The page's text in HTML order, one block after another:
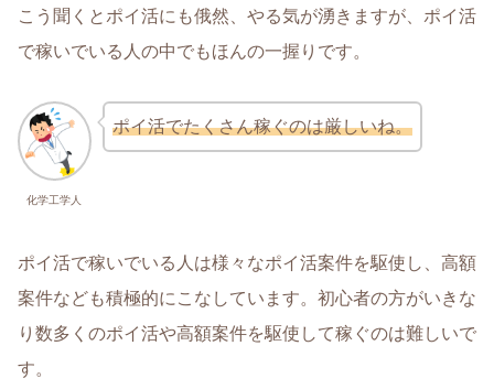
こう聞くとポイ活にも俄然、やる気が湧きますが、ポイ活
で稼いでいる人の中でもほんの一握りです。
化学工学人
ポイ活でたくさん稼ぐのは厳しいね。
ポイ活で稼いでいる人は様々なポイ活案件を駆使し、高額
案件なども積極的にこなしています。初心者の方がいきな
り数多くのポイ活や高額案件を駆使して稼ぐのは難しいで
す。